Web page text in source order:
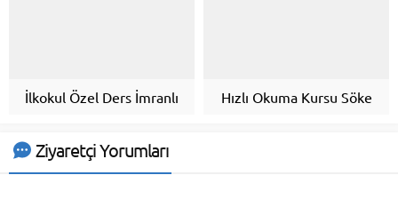
İlkokul Özel Ders İmranlı Hızlı Okuma Kursu Söke
Ziyaretçi Yorumları